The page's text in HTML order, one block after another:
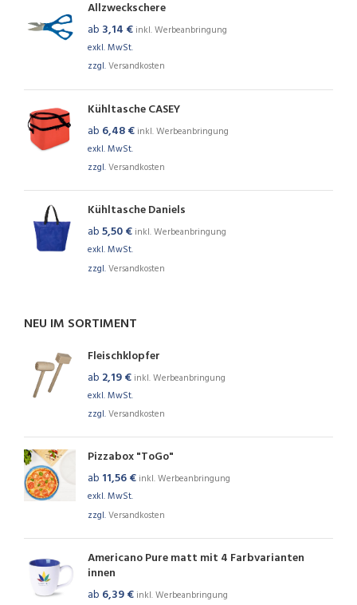
Allzweckschere
ab 3,14 € inkl. Werbeanbringung
exkl. MwSt.
zzgl.Versandkosten
Kühltasche CASEY
ab 6,48€ inkl. Werbeanbringung
exkl. MwSt.
zzgl.Versandkosten
Kühltasche Daniels
ab5,50€ inkl. Werbeanbringung
exkl. MwSt.
zzgl.Versandkosten
NEU IM SORTIMENT
Fleischklopfer
ab 2,19€ inkl. Werbeanbringung
exkl. MwSt.
zzgl.Versandkosten
Pizzabox "ToGo"
ab 11,56€ inkl. Werbeanbringung
exkl. MwSt.
zzgl.Versandkosten
Americano Pure matt mit 4 Farbvarianten
innen
ab 6,39€ inkl. Werbeanbringung